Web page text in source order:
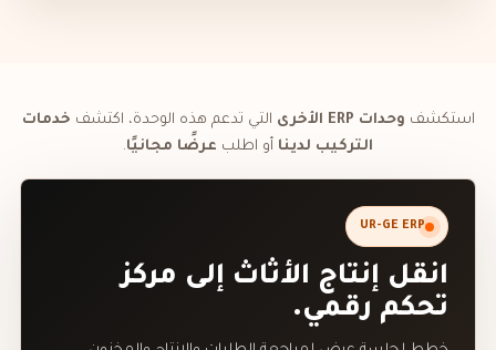
استكشف وحدات ERP الأخرى التي تدعم هذه الوحدة، اكتشف خدمات
التركيب لدينا أو اطلب عرضًا مجانيًا.
UR-GE ERP
انقل إنتاج الأثاث إلى مركز
تحكم رقمي.